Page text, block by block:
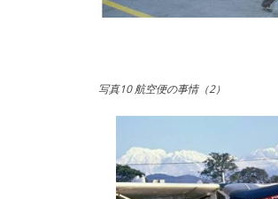
写真10 航空便の事情（2）